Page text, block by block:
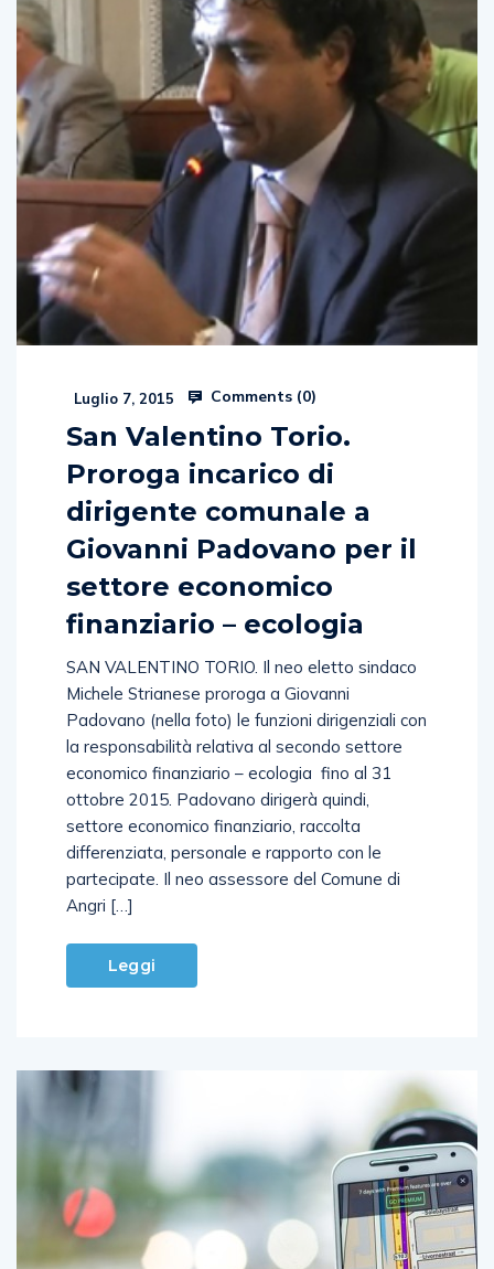
Luglio 7, 2015 Comments (0)
San Valentino Torio.
Proroga incarico di
dirigente comunale a
Giovanni Padovano per il
settore economico
finanziario – ecologia
SAN VALENTINO TORIO. Il neo eletto sindaco
Michele Strianese proroga a Giovanni
Padovano (nella foto) le funzioni dirigenziali con
la responsabilità relativa al secondo settore
economico finanziario – ecologia fino al 31
ottobre 2015. Padovano dirigerà quindi,
settore economico finanziario, raccolta
differenziata, personale e rapporto con le
partecipate. Il neo assessore del Comune di
Angri […]
Leggi